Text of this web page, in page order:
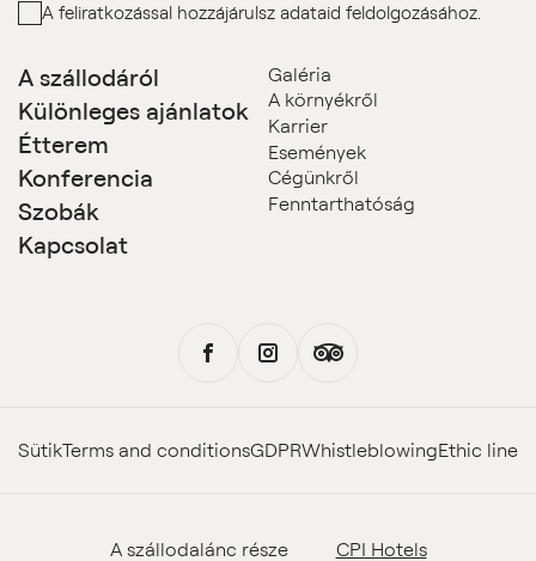
A szállodáról
Különleges ajánlatok
Étterem
Konferencia
Szobák
Kapcsolat
Galéria
A környékről
Karrier
Események
Cégünkről
Fenntarthatóság
A feliratkozással hozzájárulsz adataid feldolgozásához.
SütikTerms and conditionsGDPRWhistleblowingEthic line
A szállodalánc része CPI Hotels